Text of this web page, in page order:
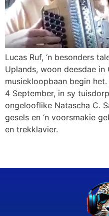
Lucas Ruf, ‘n besonders
Uplands, woon deesdae in
musiekloopbaan begin
4 September, in sy
ongelooflike Natascha C.
gesels en ‘n voorsmakie
en trekklavier.